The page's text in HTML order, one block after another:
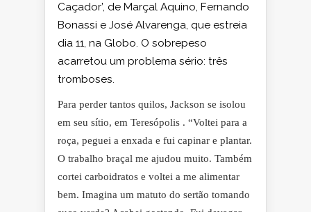
Caçador’, de Marçal Aquino, Fernando
Bonassi e José Alvarenga, que estreia
dia 11, na Globo. O sobrepeso
acarretou um problema sério: três
tromboses.
Para perder tantos quilos, Jackson se isolou
em seu sítio, em Teresópolis . “Voltei para a
roça, peguei a enxada e fui capinar e plantar.
O trabalho braçal me ajudou muito. Também
cortei carboidratos e voltei a me alimentar
bem. Imagina um matuto do sertão tomando